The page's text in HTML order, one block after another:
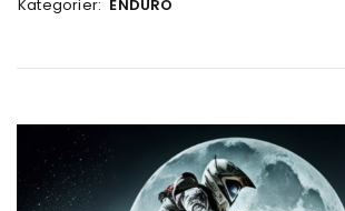
Kategorier: ENDURO